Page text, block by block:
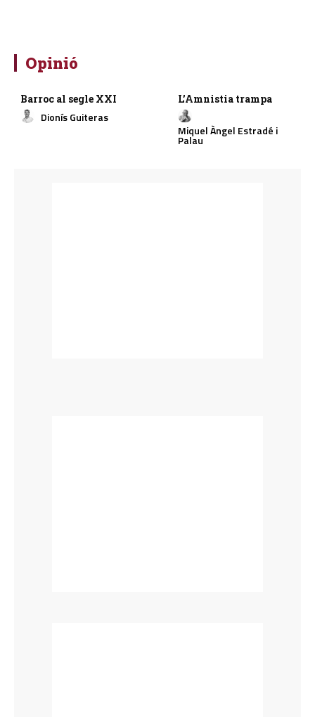
Opinió
Barroc al segle XXI
Dionís Guiteras
L’Amnistia trampa
Miquel Àngel Estradé i
Palau